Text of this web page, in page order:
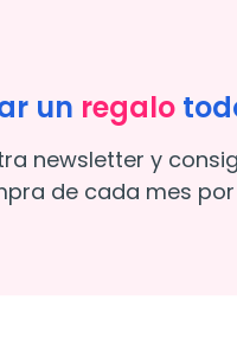
un regalo
newsletter y
de cada mes